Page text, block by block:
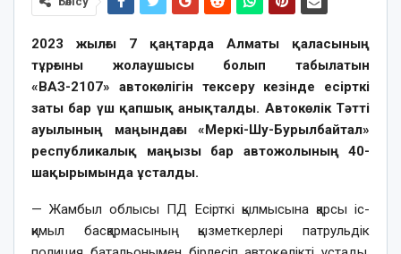
2023 жылғы 7 қаңтарда Алматы қаласының
тұрғыны жолаушысы болып табылатын
«ВАЗ-2107» автокөлігін тексеру кезінде есірткі
заты бар үш қапшық анықталды. Автокөлік Тәтті
ауылының маңындағы «Меркі-Шу-Бурылбайтал»
республикалық маңызы бар автожолының 40-
шақырымында ұсталды.
— Жамбыл облысы ПД Есірткі қылмысына қарсы іс-
қимыл басқармасының қызметкерлері патрульдік